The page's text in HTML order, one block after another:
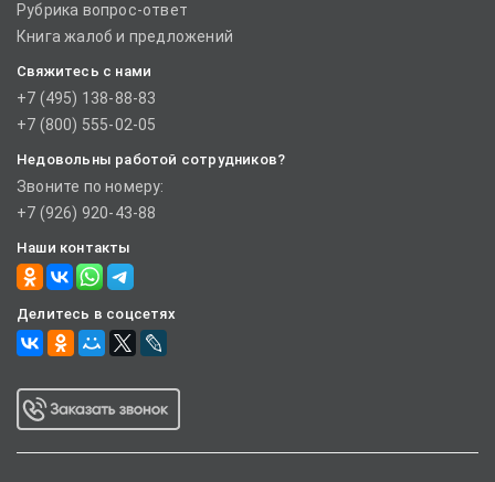
Рубрика вопрос-ответ
Книга жалоб и предложений
Свяжитесь с нами
+7 (495) 138-88-83
+7 (800) 555-02-05
Недовольны работой сотрудников?
Звоните по номеру:
+7 (926) 920-43-88
Наши контакты
Делитесь в соцсетях